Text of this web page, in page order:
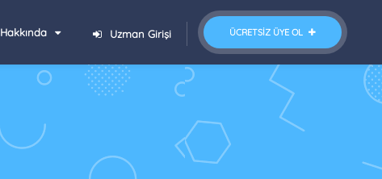
ÜCRETSIZ ÜYE OL
Uzman Girişi
Hakkında